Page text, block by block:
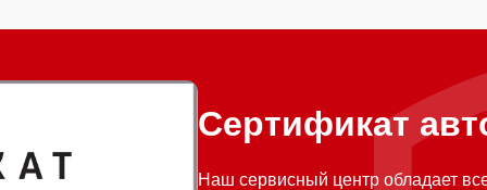
Сертификат
Наш сервисный центр обладает